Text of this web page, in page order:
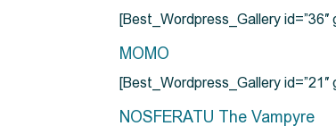
[Best_Wordpress_Gallery
MOMO
[Best_Wordpress_Gallery id=”21″
NOSFERATU The Vampyre